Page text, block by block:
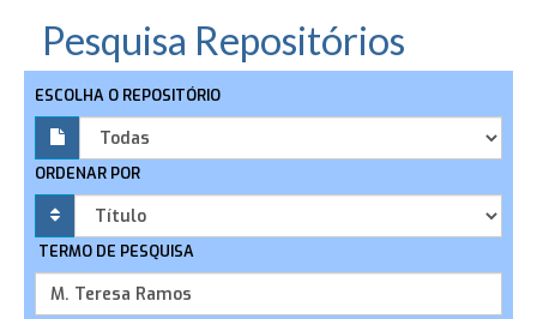
Pesquisa Repositórios
ESCOLHA O REPOSITÓRIO
ORDENAR POR
TERMO DE PESQUISA